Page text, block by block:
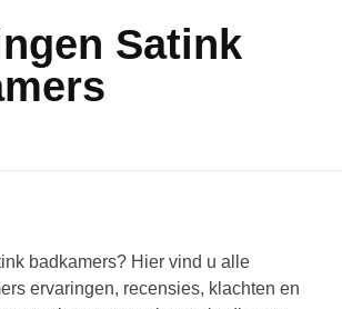
Satink
badkamers? Hier vind u alle
ervaringen, recensies, klachten en